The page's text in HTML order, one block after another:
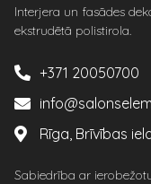
Interjera un fasādes
ekstrudētā polistirola.
+371 20050700
Rīga, Brīvības
Sabiedrība ar